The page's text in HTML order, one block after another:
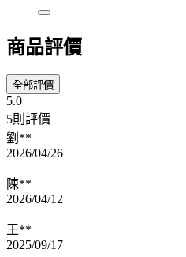
商品評價
全部評價
5.0
5則評價
劉**
2026/04/26
陳**
2026/04/12
王**
2025/09/17